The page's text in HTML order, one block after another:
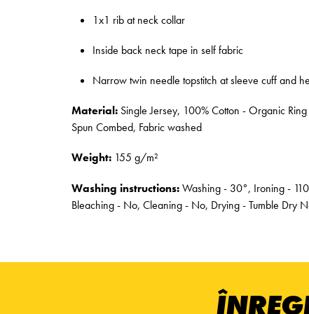
1x1 rib at neck collar
Inside back neck tape in self fabric
Narrow twin needle topstitch at sleeve cuff and
Material: Single Jersey, 100% Cotton - Organic Ring
Spun Combed, Fabric washed
Weight: 155 g/m²
Washing instructions:Washing - 30°, Ironing -
Bleaching - No, Cleaning - No, Drying - Tumble Dry